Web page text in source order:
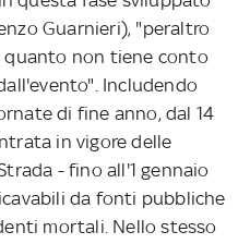
Guarnieri), "peraltro
non tiene conto
Includendo
di fine anno, dal 14
in vigore delle
- fino all'1 gennaio
da fonti pubbliche
mortali. Nello stesso